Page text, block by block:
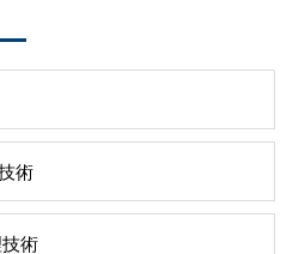
術
術